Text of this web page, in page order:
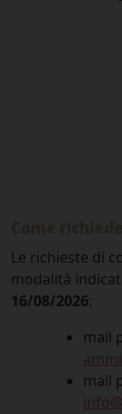
Le richieste di
modalità
16/08/2026:
mail
mail